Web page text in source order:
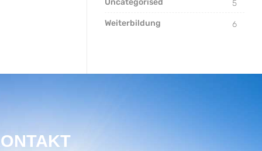
Uncategorised
5
Weiterbildung
6